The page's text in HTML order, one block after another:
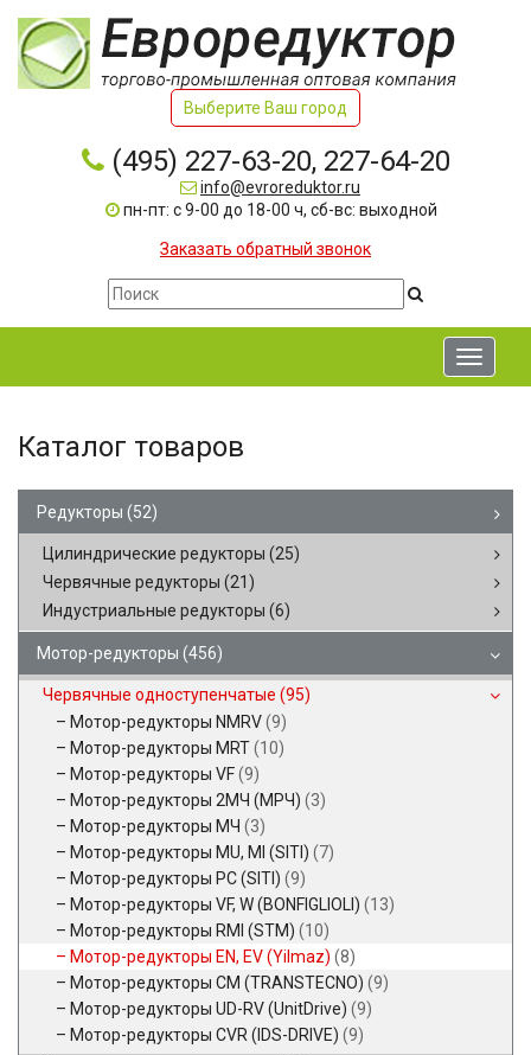
Выберите Ваш город
(495) 227-63-20, 227-64-20
info@evroreduktor.ru
пн-пт: с 9-00 до 18-00 ч, сб-вс: выходной
Заказать обратный звонок
Toggle
Каталог товаров
Редукторы (52)
Цилиндрические редукторы (25)
Червячные редукторы (21)
Индустриальные редукторы (6)
Мотор-редукторы (456)
Червячные одноступенчатые (95)
Мотор-редукторы NMRV(9)
Мотор-редукторы MRT(10)
Мотор-редукторы VF(9)
Мотор-редукторы 2МЧ (МРЧ) (3)
Мотор-редукторы МЧ (3)
Мотор-редукторы MU, MI (SITI) (7)
Мотор-редукторы PC (SITI) (9)
Мотор-редукторы VF, W (BONFIGLIOLI) (13)
Мотор-редукторы RMI (STM) (10)
Мотор-редукторы EN, EV (Yilmaz) (8)
Мотор-редукторы CM (TRANSTECNO) (9)
Мотор-редукторы UD-RV (UnitDrive) (9)
Мотор-редукторы CVR (IDS-DRIVE) (9)